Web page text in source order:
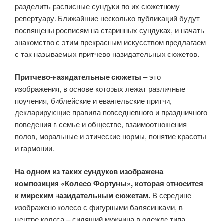
разделить расписные сундуки по их сюжетному
репертуару. Ближайшие несколько публикаций будут
посвящены росписям на старинных сундуках, и начать
знакомство с этим прекрасным искусством предлагаем
с так называемых притчево-назидательных сюжетов.
Притчево-назидательные сюжеты – это
изображения, в основе которых лежат различные
поучения, библейские и евангельские притчи,
декларирующие правила повседневного и праздничного
поведения в семье и обществе, взаимоотношения
полов, моральные и этические нормы, понятие красоты
и гармонии.
На одном из таких сундуков изображена
композиция «Колесо Фортуны», которая относится
к мирским назидательным сюжетам. В середине
изображено колесо с фигурными балясинками, в
центре колеса – сидящий мужчина в одежде типа